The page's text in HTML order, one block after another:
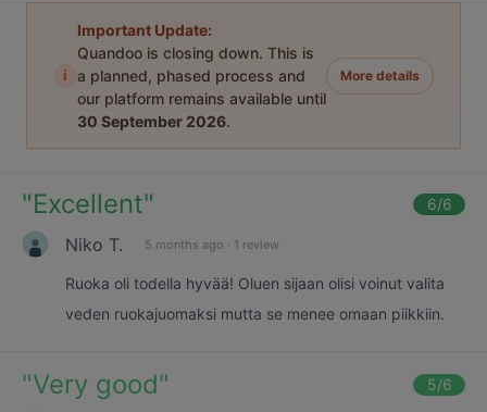
i
Important Update:
Quandoo is closing down. This is
a planned, phased process and
our platform remains available until
30 September 2026.
More details
"Excellent" 6/6
Niko T. 5 months ago · 1 review
Ruoka oli todella hyvää! Oluen sijaan olisi voinut valita
veden ruokajuomaksi mutta se menee omaan piikkiin.
"Very good" 5/6